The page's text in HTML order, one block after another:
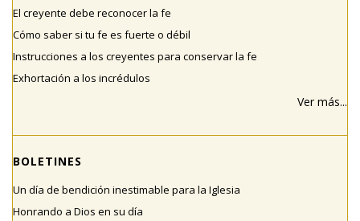
El creyente debe reconocer la fe
Cómo saber si tu fe es fuerte o débil
Instrucciones a los creyentes para conservar la fe
Exhortación a los incrédulos
Ver más...
BOLETINES
Un día de bendición inestimable para la Iglesia
Honrando a Dios en su día